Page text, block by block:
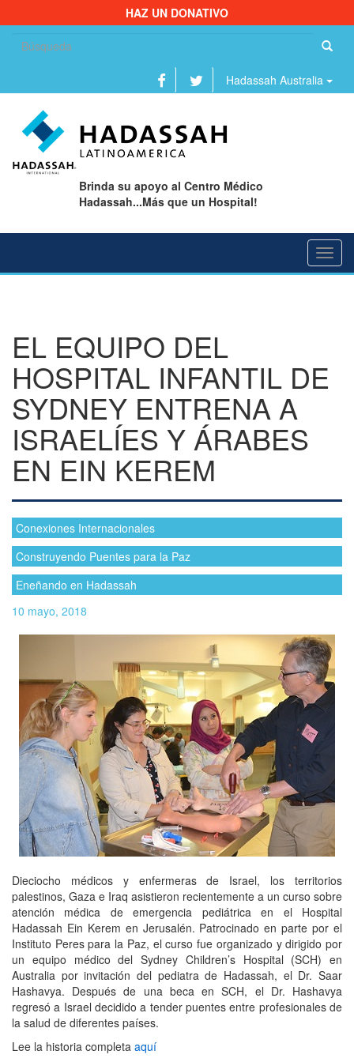
HAZ UN DONATIVO
Hadassah Australia
Brinda su apoyo al Centro Médico
Hadassah...Más que un Hospital!
EL EQUIPO DEL
HOSPITAL INFANTIL DE
SYDNEY ENTRENA A
ISRAELÍES Y ÁRABES
EN EIN KEREM
Conexiones Internacionales
Construyendo Puentes para la Paz
Eneñando en Hadassah
10 mayo, 2018
Dieciocho médicos y enfermeras de Israel, los territorios
palestinos, Gaza e Iraq asistieron recientemente a un curso sobre
atención médica de emergencia pediátrica en el Hospital
Hadassah Ein Kerem en Jerusalén. Patrocinado en parte por el
Instituto Peres para la Paz, el curso fue organizado y dirigido por
un equipo médico del Sydney Children’s Hospital (SCH) en
Australia por invitación del pediatra de Hadassah, el Dr. Saar
Hashavya. Después de una beca en SCH, el Dr. Hashavya
regresó a Israel decidido a tender puentes entre profesionales de
la salud de diferentes países.
Lee la historia completa aquí